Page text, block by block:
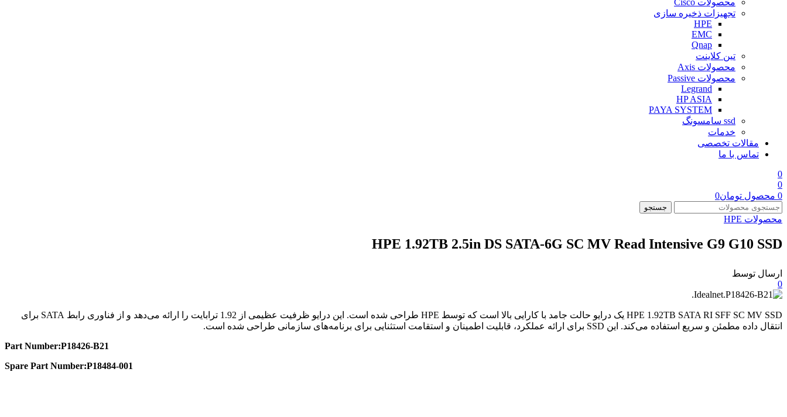
محصولات Cisco
تجهیزات ذخیره سازی
HPE
EMC
Qnap
تین کلاینت
محصولات Axis
محصولات Passive
Legrand
HP ASIA
PAYA SYSTEM
ssd سامسونگ
خدمات
مقالات تخصصی
تماس با ما
0
0
0 محصول تومان0
جستجو
محصولات HPE
HPE 1.92TB 2.5in DS SATA-6G SC MV Read Intensive G9 G10 SSD
ارسال توسط
0
HPE 1.92TB SATA RI SFF SC MV SSD یک درایو حالت جامد با کارایی بالا است که توسط HPE طراحی شده است. این درایو ظرفیت عظیمی از 1.92 ترابایت را ارائه می‌دهد و از فناوری رابط SATA برای
انتقال داده مطمئن و سریع استفاده می‌کند. این SSD برای ارائه عملکرد، قابلیت اطمینان و استقامت استثنایی برای برنامه‌های سازمانی طراحی شده است.
Part Number:P18426-B21
Spare Part Number:P18484-001